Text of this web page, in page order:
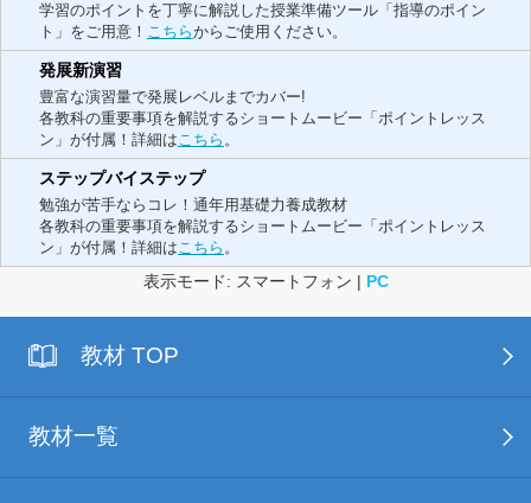
学習のポイントを丁寧に解説した授業準備ツール「指導のポイン
ト」をご用意！ こちらからご使用ください。
発展新演習
豊富な演習量で発展レベルまでカバー!
各教科の重要事項を解説するショートムービー「ポイントレッス
ン」が付属！詳細はこちら 。
ステップバイステップ
勉強が苦手ならコレ！通年用基礎力養成教材
各教科の重要事項を解説するショートムービー「ポイントレッス
ン」が付属！詳細はこちら 。
表示モード: スマートフォン | PC
教材 TOP
教材一覧